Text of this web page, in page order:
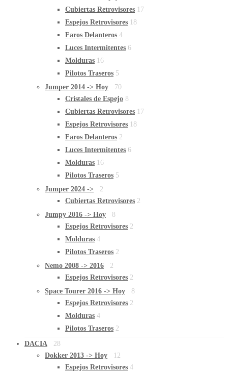
Cubiertas Retrovisores 17
Espejos Retrovisores 18
Faros Delanteros 4
Luces Intermitentes 6
Molduras 16
Pilotos Traseros 5
Jumper 2014 -> Hoy
70
Cristales de Espejo 8
Cubiertas Retrovisores 17
Espejos Retrovisores 18
Faros Delanteros 2
Luces Intermitentes 6
Molduras 16
Pilotos Traseros 5
Jumper 2024 ->
2
Cubiertas Retrovisores 2
Jumpy 2016 -> Hoy
8
Espejos Retrovisores 2
Molduras 4
Pilotos Traseros 2
Nemo 2008 -> 2016
2
Espejos Retrovisores 2
Space Tourer 2016 -> Hoy
8
Espejos Retrovisores 2
Molduras 4
Pilotos Traseros 2
DACIA
28
Dokker 2013 -> Hoy
12
Espejos Retrovisores 4